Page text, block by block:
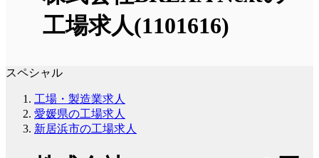
工場求人(1101616)
スペシャル
工場・製造業求人
愛媛県の工場求人
新居浜市の工場求人